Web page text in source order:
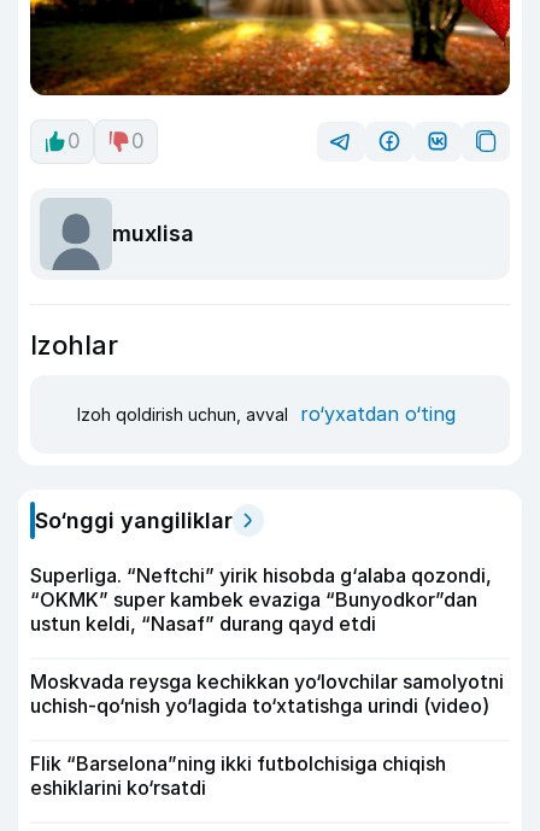
0 0
muxlisa
Izohlar
Izoh qoldirish uchun, avval ro‘yxatdan o‘ting
So‘nggi yangiliklar
Superliga. “Neftchi” yirik hisobda g‘alaba qozondi,
“OKMK” super kambek evaziga “Bunyodkor”dan
ustun keldi, “Nasaf” durang qayd etdi
Moskvada reysga kechikkan yo‘lovchilar samolyotni
uchish-qo‘nish yo‘lagida to‘xtatishga urindi (video)
Flik “Barselona”ning ikki futbolchisiga chiqish
eshiklarini ko‘rsatdi